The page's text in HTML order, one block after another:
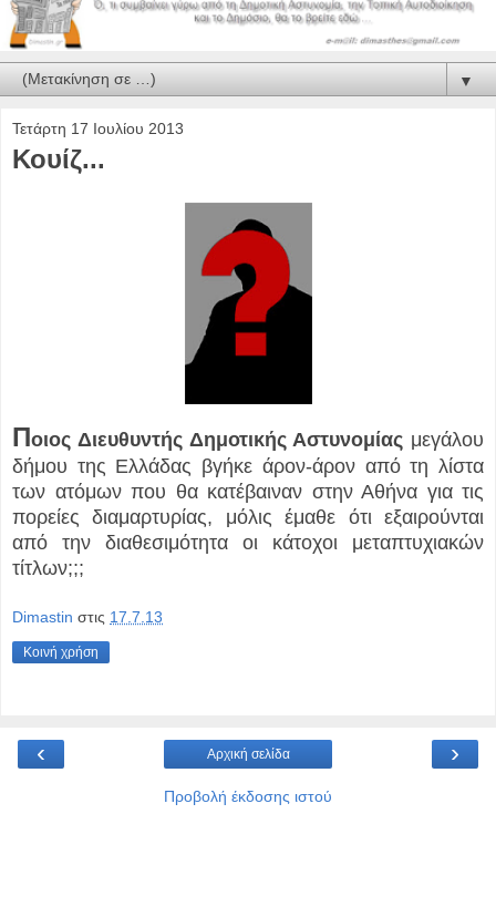
▼
Τετάρτη 17 Ιουλίου 2013
Κουίζ...
Ποιος Διευθυντής Δημοτικής Αστυνομίας μεγάλου
δήμου της Ελλάδας βγήκε άρον-άρον από τη λίστα
των ατόμων που θα κατέβαιναν στην Αθήνα για τις
πορείες διαμαρτυρίας, μόλις έμαθε ότι εξαιρούνται
από την διαθεσιμότητα οι κάτοχοι μεταπτυχιακών
τίτλων;;;
Dimastin στις 17.7.13
Κοινή χρήση
‹ ›
Αρχική σελίδα
Προβολή έκδοσης ιστού